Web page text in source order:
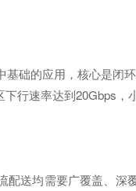
础的应用，核心是闭
行速率达到20Gbps
送均需要广覆盖、